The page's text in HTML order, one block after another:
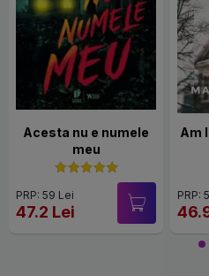
Acesta nu e numele
meu
PRP: 59 Lei
47.2 Lei
Am
PRP: